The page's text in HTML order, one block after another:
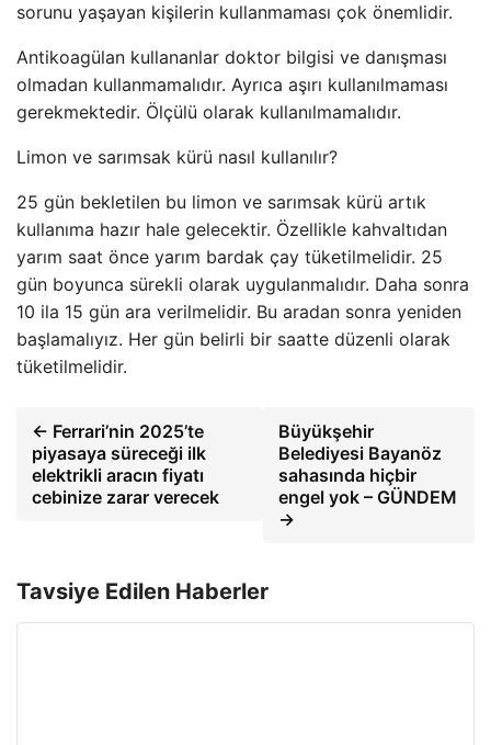
sorunu yaşayan kişilerin kullanmaması çok önemlidir.
Antikoagülan kullananlar doktor bilgisi ve danışması
olmadan kullanmamalıdır. Ayrıca aşırı kullanılmaması
gerekmektedir. Ölçülü olarak kullanılmamalıdır.
Limon ve sarımsak kürü nasıl kullanılır?
25 gün bekletilen bu limon ve sarımsak kürü artık
kullanıma hazır hale gelecektir. Özellikle kahvaltıdan
yarım saat önce yarım bardak çay tüketilmelidir. 25
gün boyunca sürekli olarak uygulanmalıdır. Daha sonra
10 ila 15 gün ara verilmelidir. Bu aradan sonra yeniden
başlamalıyız. Her gün belirli bir saatte düzenli olarak
tüketilmelidir.
← Ferrari’nin 2025’te
piyasaya süreceği ilk
elektrikli aracın fiyatı
cebinize zarar verecek
Büyükşehir
Belediyesi Bayanöz
sahasında hiçbir
engel yok – GÜNDEM
→
Tavsiye Edilen Haberler